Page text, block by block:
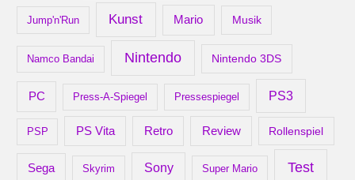
Jump'n'Run Kunst Mario Musik
Namco Bandai Nintendo Nintendo 3DS
PC Press-A-Spiegel Pressespiegel PS3
PSP PS Vita Retro Review Rollenspiel
Sega Skyrim Sony Super Mario Test